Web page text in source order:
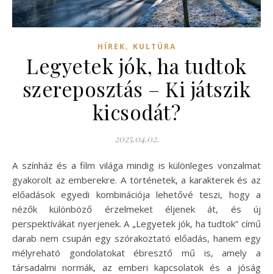
HÍREK, KULTÚRA
Legyetek jók, ha tudtok
szereposztás – Ki játszik
kicsodát?
2025.04.02.
A színház és a film világa mindig is különleges vonzalmat
gyakorolt az emberekre. A történetek, a karakterek és az
előadások egyedi kombinációja lehetővé teszi, hogy a
nézők különböző érzelmeket éljenek át, és új
perspektívákat nyerjenek. A „Legyetek jók, ha tudtok” című
darab nem csupán egy szórakoztató előadás, hanem egy
mélyreható gondolatokat ébresztő mű is, amely a
társadalmi normák, az emberi kapcsolatok és a jóság